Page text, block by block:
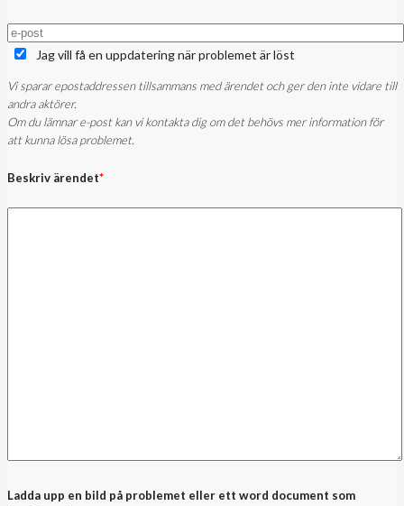
Jag vill få en uppdatering när problemet är löst
Vi sparar epostaddressen tillsammans med ärendet och ger den inte vidare till
andra aktörer.
Om du lämnar e-post kan vi kontakta dig om det behövs mer information för
att kunna lösa problemet.
Beskriv ärendet*
Ladda upp en bild på problemet eller ett word document som